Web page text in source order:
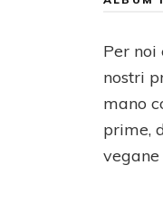
Per
nostri
mano
prime,
vegane